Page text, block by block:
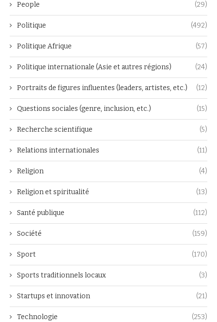
People (29)
Politique (492)
Politique Afrique (57)
Politique internationale (Asie et autres régions) (24)
Portraits de figures influentes (leaders, artistes, etc.) (12)
Questions sociales (genre, inclusion, etc.) (15)
Recherche scientifique (5)
Relations internationales (11)
Religion (4)
Religion et spiritualité (13)
Santé publique (112)
Société (159)
Sport (170)
Sports traditionnels locaux (3)
Startups et innovation (21)
Technologie (253)